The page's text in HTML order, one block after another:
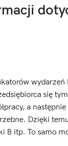
się
a
Dzięki
itp. To samo